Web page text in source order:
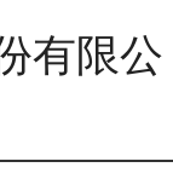
有限公